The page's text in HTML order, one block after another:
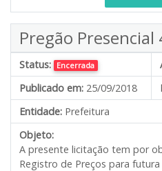
Pregão
Status: Encerrada
Publicado em: 25/09/2018
Entidade: Prefeitura
Objeto:
A presente licitação tem por
Registro de Preços para